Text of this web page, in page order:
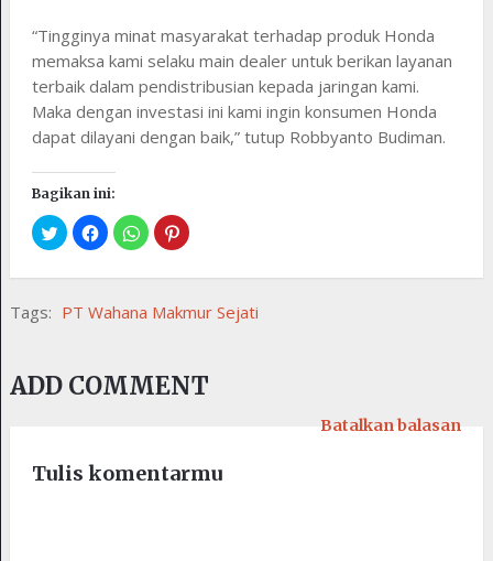
“Tingginya minat masyarakat terhadap produk Honda
memaksa kami selaku main dealer untuk berikan layanan
terbaik dalam pendistribusian kepada jaringan kami.
Maka dengan investasi ini kami ingin konsumen Honda
dapat dilayani dengan baik,” tutup Robbyanto Budiman.
Bagikan ini:
Tags: PT Wahana Makmur Sejati
ADD COMMENT
Tulis komentarmu
Batalkan balasan